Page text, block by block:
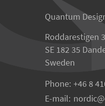
Quantum
Roddarestigen 3
SE 182 35
Sweden
Phone: +46 8
E-mail: nordic